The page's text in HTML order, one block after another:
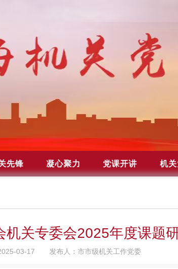
机关专委会2025年度课题
03-17 发布人：市市级机关工作党委